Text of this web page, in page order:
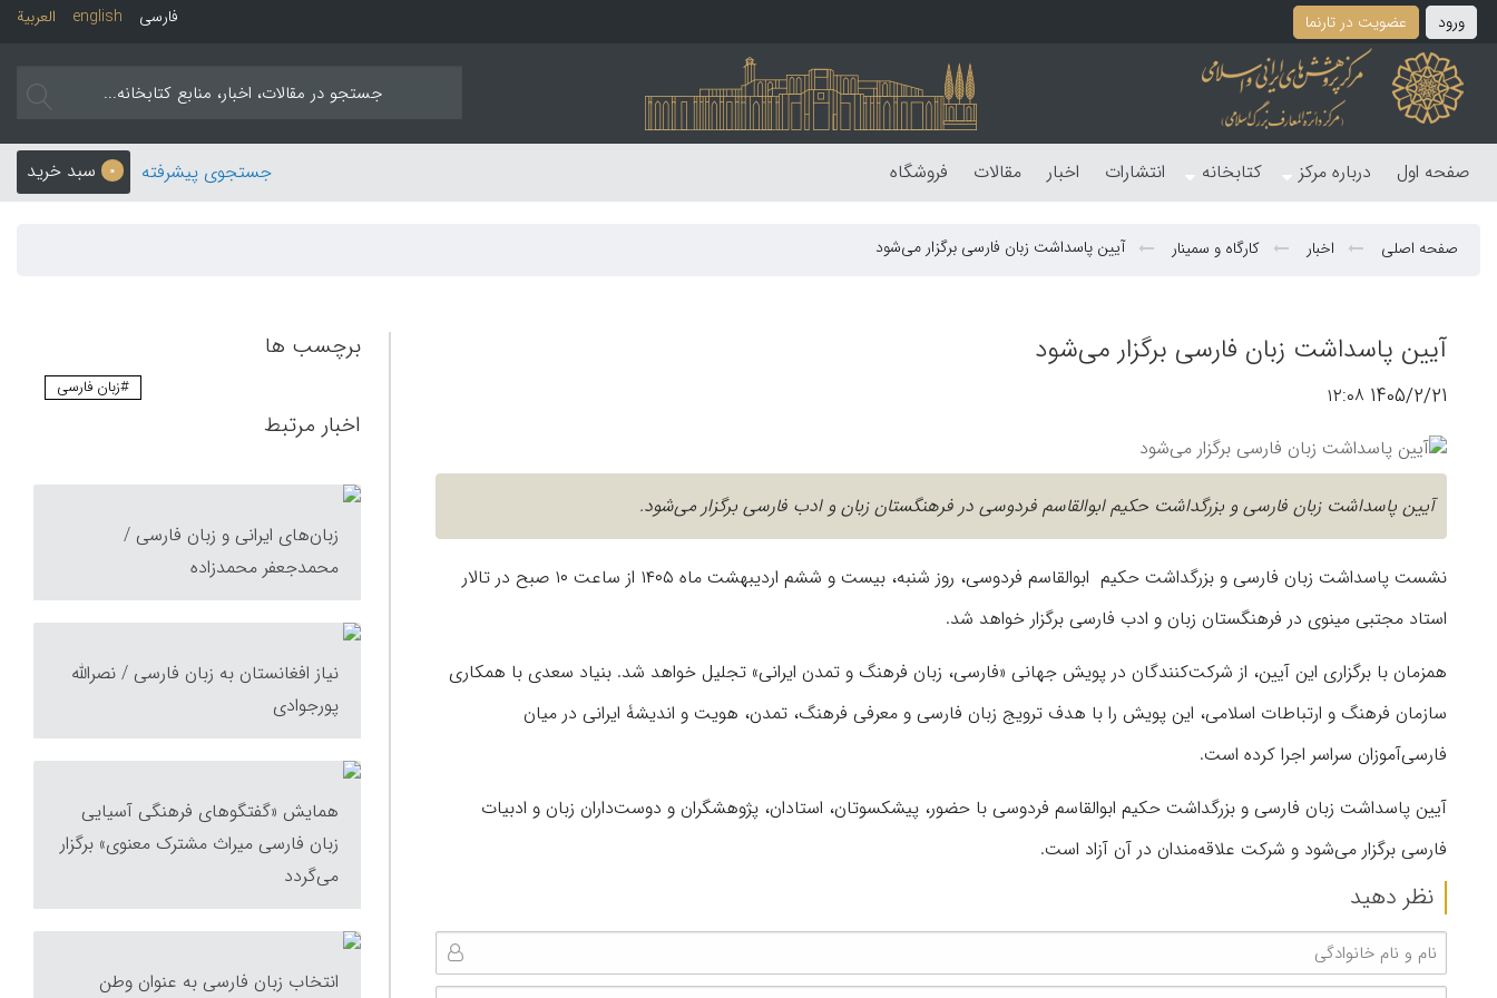
ورود عضویت در تارنما العربیة english فارسی
صفحه اول درباره مرکز کتابخانه انتشارات اخبار مقالات فروشگاه 0 سبد خرید جستجوی پیشرفته
صفحه اصلی اخبار کارگاه و سمینار آیین پاسداشت زبان فارسی برگزار می‌شود
آیین پاسداشت زبان فارسی برگزار می‌شود
1405/2/21 ۱۲:۰۸
آیین پاسداشت زبان فارسی و بزرگداشت حکیم ابوالقاسم فردوسی در فرهنگستان زبان و ادب فارسی برگزار می‌شود.
نشست پاسداشت زبان فارسی و بزرگداشت حکیم ابوالقاسم فردوسی، روز شنبه، بیست و ششم اردیبهشت ماه ۱۴۰۵ از ساعت ۱۰ صبح در تالار
استاد مجتبی مینوی در فرهنگستان زبان و ادب فارسی برگزار خواهد شد.
همزمان با برگزاری این آیین، از شرکت‌کنندگان در پویش جهانی «فارسی، زبان فرهنگ و تمدن ایرانی» تجلیل خواهد شد. بنیاد سعدی با همکاری
سازمان فرهنگ و ارتباطات اسلامی، این پویش را با هدف ترویج زبان فارسی و معرفی فرهنگ، تمدن، هویت و اندیشۀ ایرانی در میان
فارسی‌آموزان سراسر اجرا کرده است.
آیین پاسداشت زبان فارسی و بزرگداشت حکیم ابوالقاسم فردوسی با حضور، پیشکسوتان، استادان، پژوهشگران و دوست‌داران زبان و ادبیات
فارسی برگزار می‌شود و شرکت علاقه‌مندان در آن آزاد است.
نظر دهید
برچسب ها
#زبان فارسی
اخبار مرتبط
زبان‌های ایرانی و زبان فارسی /
محمدجعفر محمدزاده
نیاز افغانستان به زبان فارسی / نصر‌الله
پورجوادی
همایش «گفتگوهای فرهنگی آسیایی
زبان فارسی میراث مشترک معنوی» برگزار
می‌گردد
انتخاب زبان فارسی به عنوان وطن